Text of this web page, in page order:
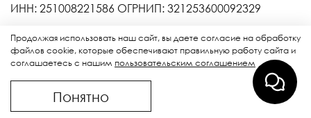
ИНН: 251008221586 ОГРНИП: 321253600092329
Адрес местонахождения: 692509, Приморский
край,
г. Уссурийск, ул. Борисовская, 9
Продолжая использовать наш сайт, вы даете согласие на обработку
файлов cookie, которые обеспечивают правильную работу сайта и
соглашаетесь с нашим пользовательским соглашением
Понятно